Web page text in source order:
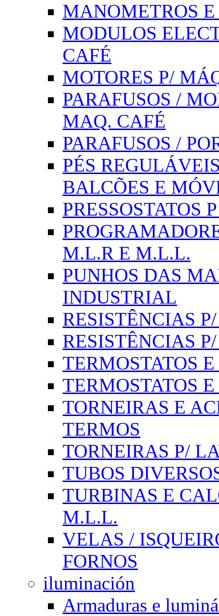
MANOMETROS
MODULOS
CAFÉ
MOTORES P/
PARAFUSOS /
MAQ. CAFÉ
PARAFUSOS /
PÉS
BALCÕES E
PRESSOSTATOS
M.L.R E M.L.L.
PUNHOS DAS
INDUSTRIAL
RESISTÊNCIAS
RESISTÊNCIAS
TERMOSTATOS
TERMOSTATOS
TORNEIRAS E
TERMOS
TORNEIRAS P/
TUBOS
TURBINAS E
M.L.L.
VELAS /
FORNOS
iluminación
Armaduras e